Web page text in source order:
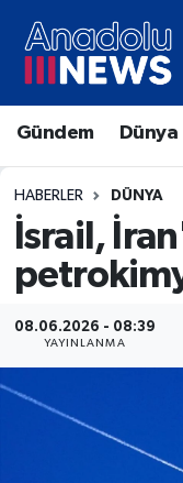
Gündem Dünya
HABERLER DÜNYA
İsrail,
08.06.2026 - 08:39
YAYINLANMA
Hava Durumu
Trafik Durumu
Süper Lig
Tüm Manşetler
Haber Arşivi